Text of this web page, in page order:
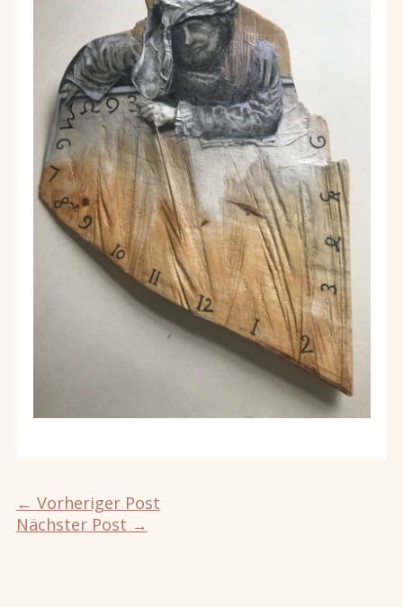
← Vorheriger Post
Nächster Post →